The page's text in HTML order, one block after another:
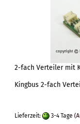
2-fach Verteiler mit
Kingbus 2-fach
Lieferzeit: 3-4 Tage